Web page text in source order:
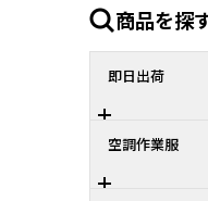
商品を探
即日出荷
空調作業服